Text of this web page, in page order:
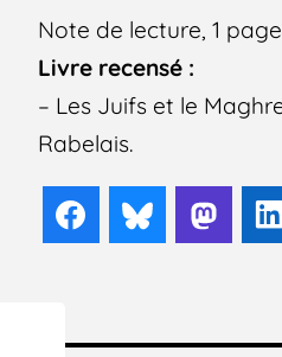
Note de lecture, 1
Livre recensé :
– Les Juifs et le
Rabelais.
FacebookBluesky